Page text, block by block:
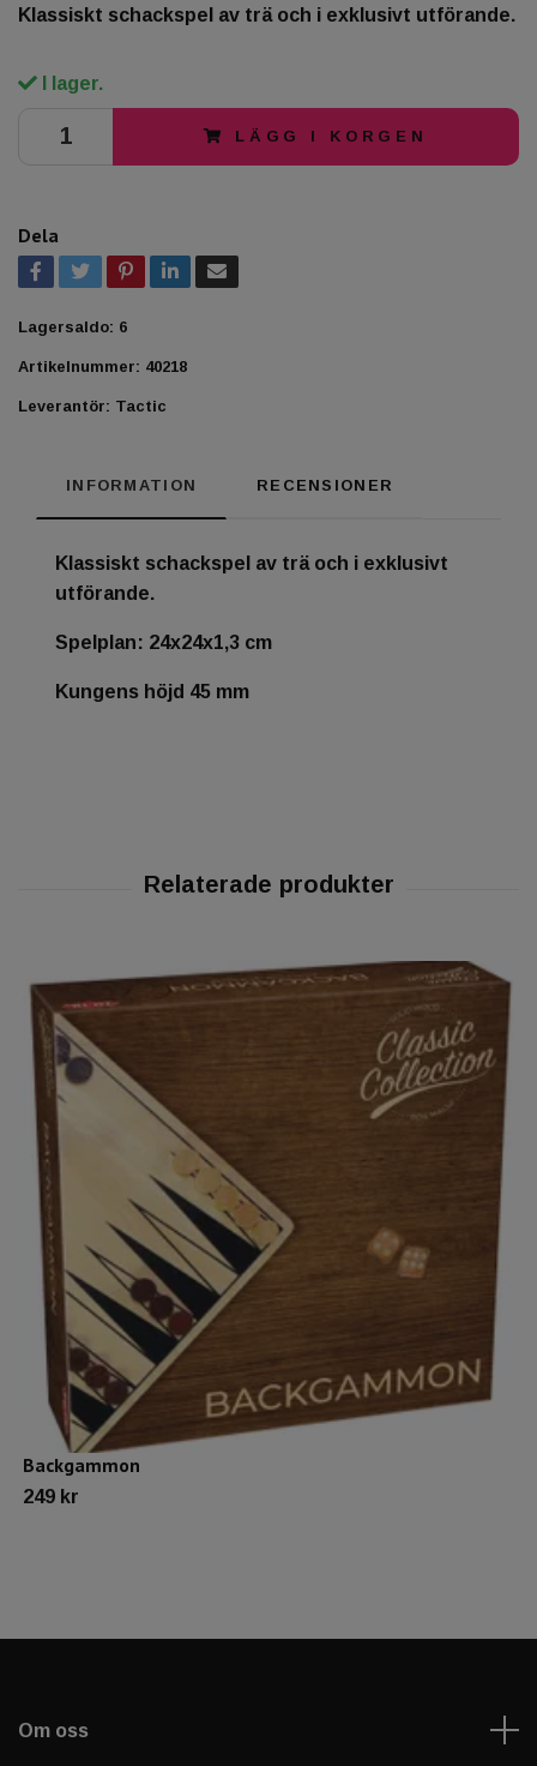
Klassiskt schackspel av trä och i exklusivt utförande.
I lager.
LÄGG I KORGEN
Dela
Lagersaldo: 6
Artikelnummer: 40218
Leverantör: Tactic
INFORMATION RECENSIONER
Klassiskt schackspel av trä och i exklusivt
utförande.
Spelplan: 24x24x1,3 cm
Kungens höjd 45 mm
Backgammon
249 kr
Om oss